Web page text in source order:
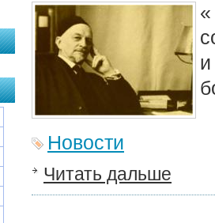
Новости
Читать дальше